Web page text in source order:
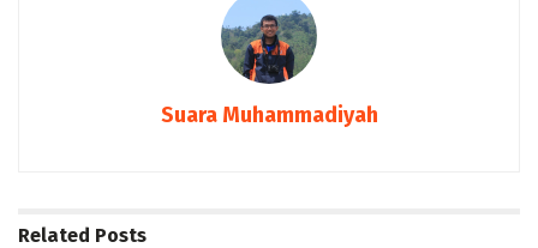
Suara Muhammadiyah
Related Posts